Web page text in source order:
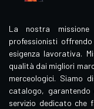
La nostra
professionisti
esigenza lavorativa.
qualità dai migliori
merceologici. Siamo
catalogo, garantendo
servizio dedicato che